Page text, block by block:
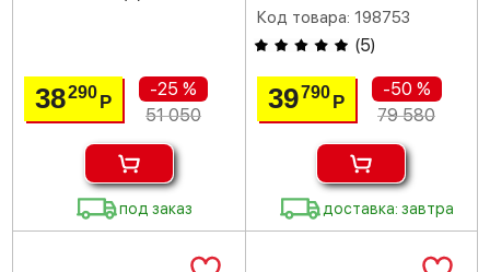
38290Р
-25 %
51 050
под заказ
Код товара: 198753
(5)
39790 Р
-50 %
79 580
доставка: завтра